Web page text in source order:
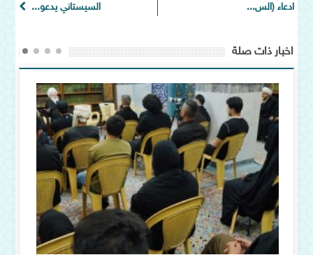
السيستاني يدعو...
ادعاء (الس...
اخبار ذات صلة